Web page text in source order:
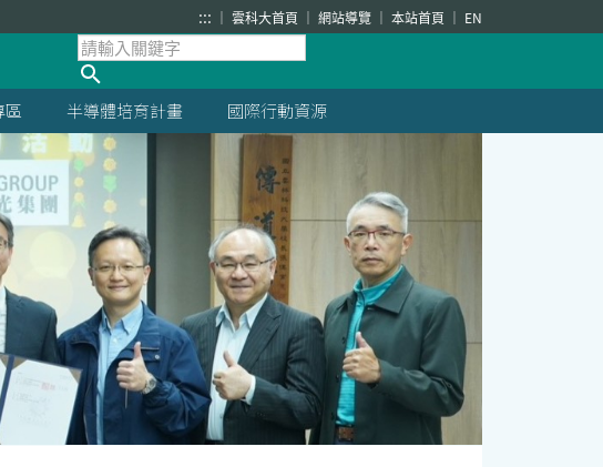
::: 雲科大首頁 網站導覽 本站首頁 EN
區 半導體培育計畫 國際行動資源